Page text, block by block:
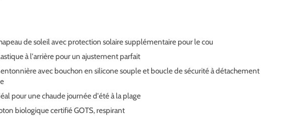
de soleil avec protection solaire supplémentaire pour le cou
à l'arrière pour un ajustement parfait
avec bouchon en silicone souple et boucle de sécurité à détachement
pour une chaude journée d'été à la plage
biologique certifié GOTS, respirant